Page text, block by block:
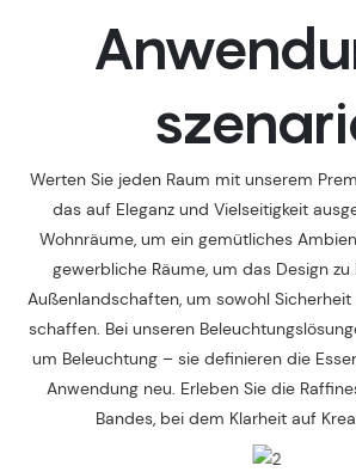
Werten Sie jeden Raum mit unserem
das auf Eleganz und Vielseitigkeit
Wohnräume, um ein gemütliches
gewerbliche Räume, um das Design
Außenlandschaften, um sowohl
schaffen. Bei unseren
um Beleuchtung – sie definieren die
Anwendung neu. Erleben Sie die
Bandes, bei dem Klarheit auf